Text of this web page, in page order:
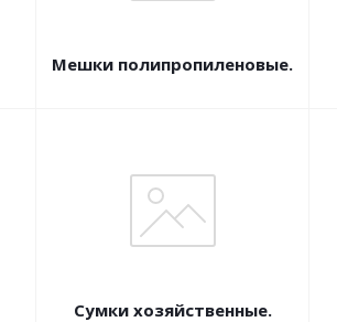
Мешки полипропиленовые.
Сумки хозяйственные.